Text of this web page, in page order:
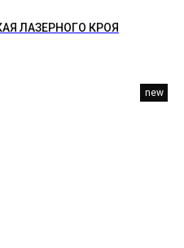
ЛАЗЕРНОГО КРОЯ
new